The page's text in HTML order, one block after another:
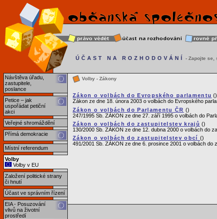
Návštěva úřadu,
zastupitele,
poslance
Petice – jak
uspořádat petiční
akci
Veřejné shromáždění
Přímá demokracie
Místní referendum
Volby
Volby v EU
Založení politické strany
či hnutí
Účast ve správním řízení
EIA - Posuzování
vlivů na životní
prostředí
ÚČAST NA ROZHODOVÁNÍ - Zapojte se,
Volby - Zákony
Zákon o volbách do Evropského parlamentu ()
Zákon ze dne 18. února 2003 o volbách do Evropského
Zákon o volbách do Parlamentu ČR ()
247/1995 Sb. ZÁKON ze dne 27. září 1995 o volbách do
Zákon o volbách do zastupitelstev krajů ()
130/2000 Sb. ZÁKON ze dne 12. dubna 2000 o volbách do
Zákon o volbách do zastupitelstev obcí ()
491/2001 Sb. ZÁKON ze dne 6. prosince 2001 o volbách